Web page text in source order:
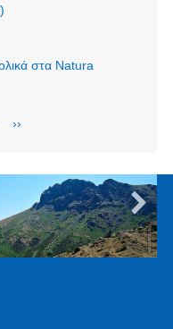
στα Natura
Next
››